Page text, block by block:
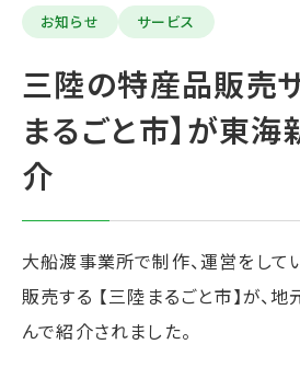
お知らせ
サービス
三陸の特産品販売
まるごと市】が東
介
大船渡事業所で制作、運営をして
販売する 【三陸まるごと市】が、
んで紹介されました。